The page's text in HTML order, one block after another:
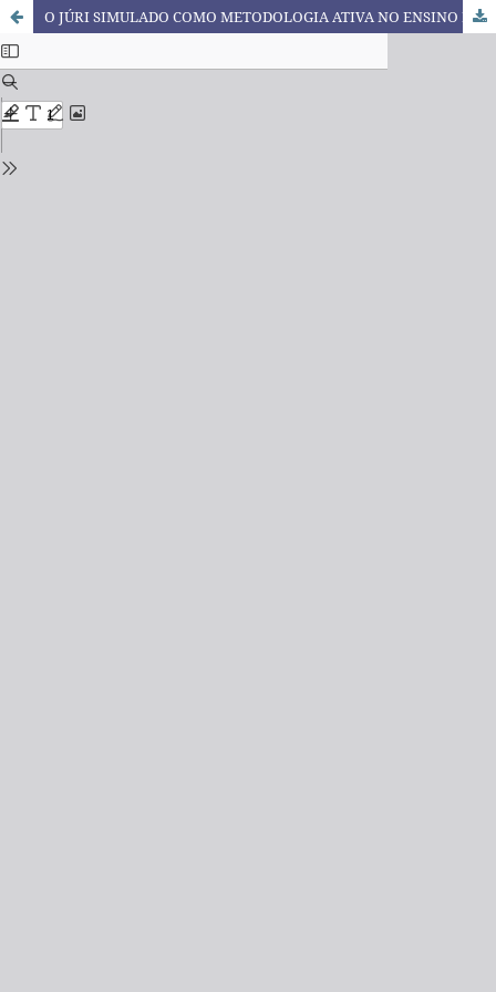
O JÚRI SIMULADO COMO METODOLOGIA ATIVA NO ENSINO DE MARKETING: relato de uma experiência na graduação em Administração